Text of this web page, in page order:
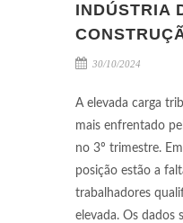
INDÚSTRIA
30/10/2024
A elevada carga
mais enfrentado
no 3º trimestre.
posição estão a
trabalhadores
elevada. Os dados